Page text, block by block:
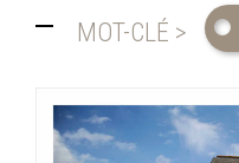
PATRIMOINE
MOT-CLÉ >